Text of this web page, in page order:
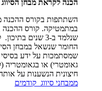
הכנה לקראת מבחן
השתתפות בקורס ההכנה
במתמטיקה. קורס ההכנה
שנלמד ב-3 שנים
החומר שנשאל במבחן
שמסתמכות על ידע
גאומטרי) או בגאומטריה
חיצונית הנשענות על
ממבחני סיווג קודמים